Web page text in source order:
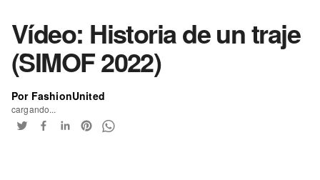
Vídeo: Historia de un traje
(SIMOF 2022)
Por FashionUnited
cargando...